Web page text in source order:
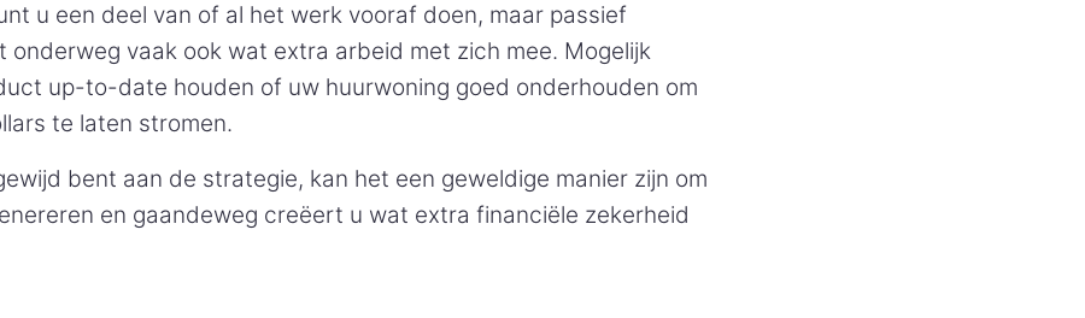
u een deel van of al het werk vooraf doen, maar passief
onderweg vaak ook wat extra arbeid met zich mee. Mogelijk
up-to-date houden of uw huurwoning goed onderhouden om
te laten stromen.
bent aan de strategie, kan het een geweldige manier zijn om
en gaandeweg creëert u wat extra financiële zekerheid